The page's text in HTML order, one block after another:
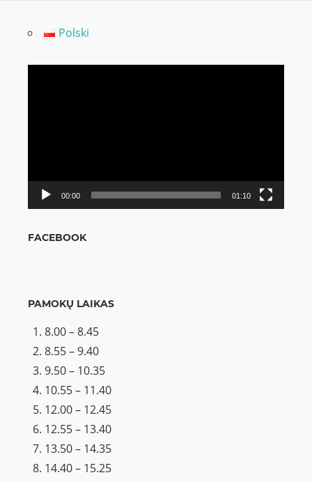
Polski
00:00 01:10
FACEBOOK
PAMOKŲ LAIKAS
8.00 – 8.45
8.55 – 9.40
9.50 – 10.35
10.55 – 11.40
12.00 – 12.45
12.55 – 13.40
13.50 – 14.35
14.40 – 15.25